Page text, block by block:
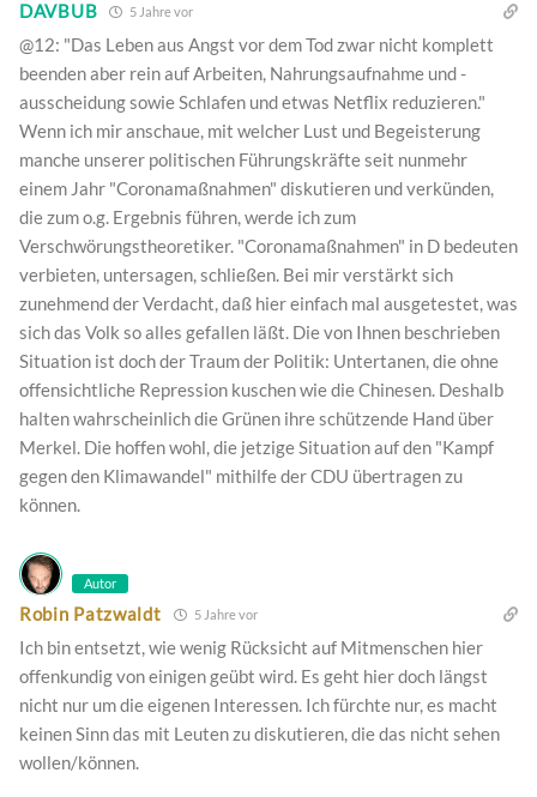
DAVBUB 5 Jahre vor
@12: "Das Leben aus Angst vor dem Tod zwar nicht komplett
beenden aber rein auf Arbeiten, Nahrungsaufnahme und -
ausscheidung sowie Schlafen und etwas Netflix reduzieren."
Wenn ich mir anschaue, mit welcher Lust und Begeisterung
manche unserer politischen Führungskräfte seit nunmehr
einem Jahr "Coronamaßnahmen" diskutieren und verkünden,
die zum o.g. Ergebnis führen, werde ich zum
Verschwörungstheoretiker. "Coronamaßnahmen" in D bedeuten
verbieten, untersagen, schließen. Bei mir verstärkt sich
zunehmend der Verdacht, daß hier einfach mal ausgetestet, was
sich das Volk so alles gefallen läßt. Die von Ihnen beschrieben
Situation ist doch der Traum der Politik: Untertanen, die ohne
offensichtliche Repression kuschen wie die Chinesen. Deshalb
halten wahrscheinlich die Grünen ihre schützende Hand über
Merkel. Die hoffen wohl, die jetzige Situation auf den "Kampf
gegen den Klimawandel" mithilfe der CDU übertragen zu
können.
Autor
Robin Patzwaldt 5 Jahre vor
Ich bin entsetzt, wie wenig Rücksicht auf Mitmenschen hier
offenkundig von einigen geübt wird. Es geht hier doch längst
nicht nur um die eigenen Interessen. Ich fürchte nur, es macht
keinen Sinn das mit Leuten zu diskutieren, die das nicht sehen
wollen/können.